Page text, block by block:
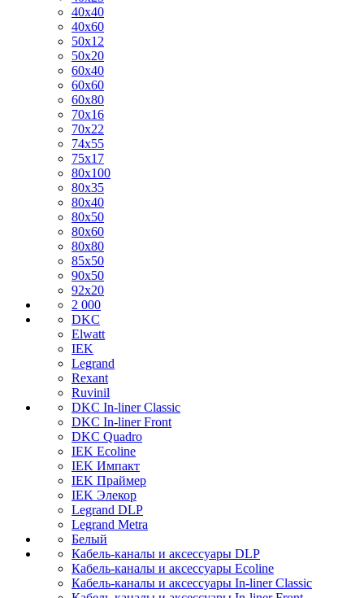
40х40
40х60
50х12
50х20
60х40
60х60
60х80
70х16
70х22
74х55
75х17
80х100
80х35
80х40
80х50
80х60
80х80
85х50
90х50
92х20
2 000
DKC
Elwatt
IEK
Legrand
Rexant
Ruvinil
DKC In-liner Classic
DKC In-liner Front
DKC Quadro
IEK Ecoline
IEK Импакт
IEK Праймер
IEK Элекор
Legrand DLP
Legrand Metra
Белый
Кабель-каналы и аксессуары DLP
Кабель-каналы и аксессуары Ecoline
Кабель-каналы и аксессуары In-liner Classic